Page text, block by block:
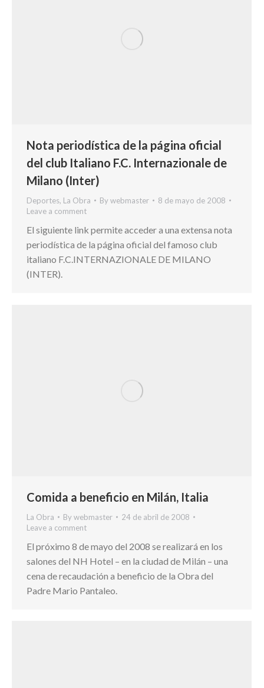
Nota periodística de la página oficial
del club Italiano F.C. Internazionale de
Milano (Inter)
Deportes, La Obra Bywebmaster
8 de mayo de 2008
Leave a comment
El siguiente link permite acceder a una extensa nota
periodística de la página oficial del famoso club
italiano F.C.INTERNAZIONALE DE MILANO
(INTER).
Comida a beneficio en Milán, Italia
La Obra Bywebmaster
24 de abril de 2008
Leave a comment
El próximo 8 de mayo del 2008 se realizará en los
salones del NH Hotel – en la ciudad de Milán – una
cena de recaudación a beneficio de la Obra del
Padre Mario Pantaleo.